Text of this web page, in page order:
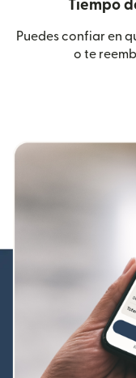
Tiempo
Puedes confiar en
o te